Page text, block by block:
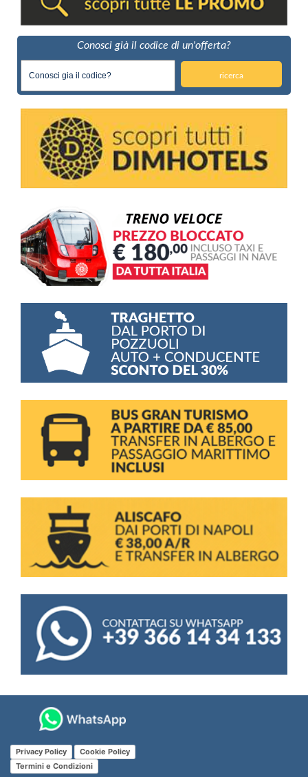
Conosci già il codice di un'offerta?
ricerca
Privacy Policy
Cookie Policy
Termini e Condizioni